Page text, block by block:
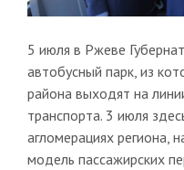
5 июля в Ржеве
автобусный парк, из
района выходят на
транспорта. 3 июля
агломерациях региона,
модель пассажирских